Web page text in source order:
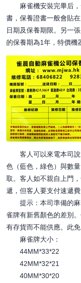
麻雀機安裝完畢后，
書，保養證書一般會貼
日期及保養期限。另一
的保養期為1年，特價機
客人可以來電本司說
色（藍色，綠色）與數
取。客人如不親自上門
遞，但客人要支付速遞
提示：本司準備的麻
雀牌有新舊顏色的差別
有存貨而不能供應。此
麻雀牌大小：
44MM*33*22
42MM*32*21
40MM*30*20